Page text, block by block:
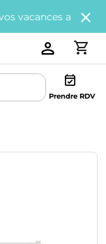
avec200€
Prendre RDV